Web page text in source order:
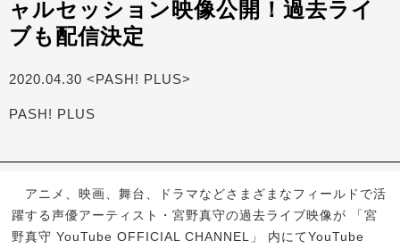
ャルセッション映像公開！過去ライ
ブも配信決定
2020.04.30 <PASH! PLUS>
PASH! PLUS
アニメ、映画、舞台、ドラマなどさまざまなフィールドで活
躍する声優アーティスト・宮野真守の過去ライブ映像が 「宮
野真守 YouTube OFFICIAL CHANNEL」 内にてYouTube